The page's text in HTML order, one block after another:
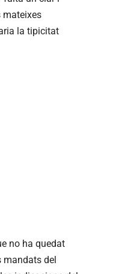
mateixes
la tipicitat
no ha quedat
mandats del